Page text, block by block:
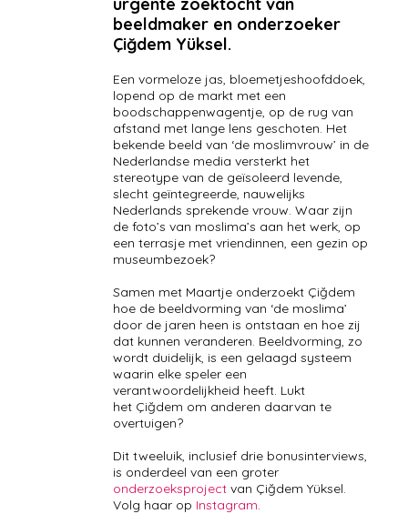
beeldmaker en onderzoeker
Çiğdem Yüksel.
Een vormeloze jas, bloemetjeshoofddoek,
lopend op de markt met een
boodschappenwagentje, op de rug van
afstand met lange lens geschoten. Het
bekende beeld van ‘de moslimvrouw’ in de
Nederlandse media versterkt het
stereotype van de geïsoleerd levende,
slecht geïntegreerde, nauwelijks
Nederlands sprekende vrouw. Waar zijn
de foto’s van moslima’s aan het werk, op
een terrasje met vriendinnen, een gezin op
museumbezoek?
Samen met Maartje onderzoekt Çiğdem
hoe de beeldvorming van ‘de moslima’
door de jaren heen is ontstaan en hoe zij
dat kunnen veranderen. Beeldvorming, zo
wordt duidelijk, is een gelaagd systeem
waarin elke speler een
verantwoordelijkheid heeft. Lukt
het Çiğdem om anderen daarvan te
overtuigen?
Dit tweeluik, inclusief drie bonusinterviews,
is onderdeel van een groter
onderzoeksproject van Çiğdem Yüksel.
Volg haar op Instagram.